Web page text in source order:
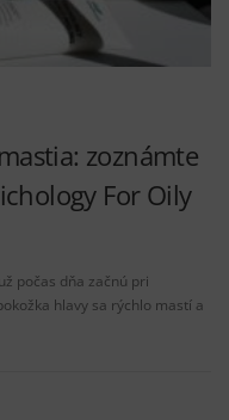
zoznámte
For Oily
počas dňa začnú pri
hlavy sa rýchlo mastí a